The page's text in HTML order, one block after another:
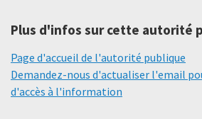
Plus d'infos sur cette autorité
Page d'accueil de l'autorité publique
Demandez-nous d'actualiser l'email
d'accès à l'information